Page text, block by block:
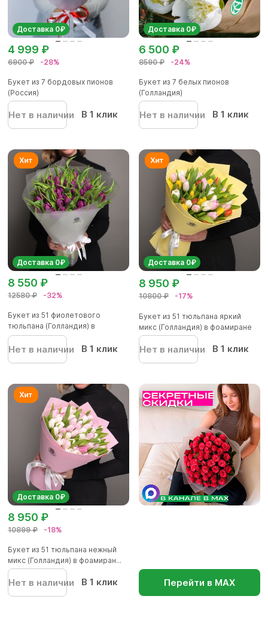
Доставка 0₽
6900 ₽ -28%
4 999 ₽
Букет из 7 бордовых пионов
(Россия)
Нет в наличии В 1 клик
Доставка 0₽
8590 ₽ -24%
6 500 ₽
Букет из 7 белых пионов
(Голландия)
Нет в наличии В 1 клик
Доставка 0₽
12580 ₽ -32%
8 550 ₽
Букет из 51 фиолетового
тюльпана (Голландия) в
корейско...
Нет в наличии В 1 клик
Доставка 0₽
10800 ₽ -17%
8 950 ₽
Букет из 51 тюльпана яркий
микс (Голландия) в фоамиране
Нет в наличии В 1 клик
Доставка 0₽
10899 ₽ -18%
8 950 ₽
Букет из 51 тюльпана нежный
микс (Голландия) в фоамиран...
Нет в наличии В 1 клик Перейти в МАХ